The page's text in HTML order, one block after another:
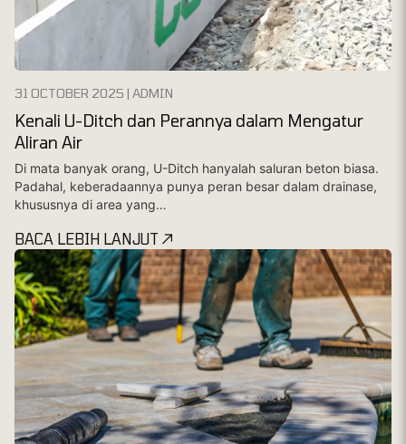
31 OCTOBER 2025 | ADMIN
Kenali U-Ditch dan Perannya dalam Mengatur
Aliran Air
Di mata banyak orang, U-Ditch hanyalah saluran beton biasa.
Padahal, keberadaannya punya peran besar dalam drainase,
khususnya di area yang…
BACA LEBIH LANJUT